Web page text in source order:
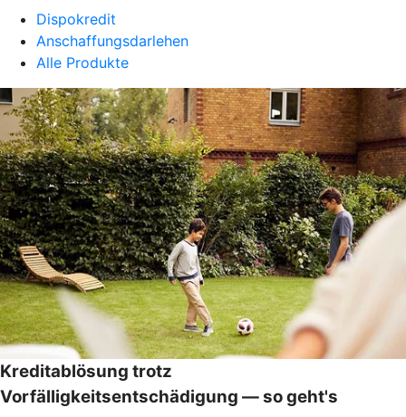
Dispokredit
Anschaffungsdarlehen
Alle Produkte
Kreditablösung trotz
Vorfälligkeitsentschädigung — so geht's